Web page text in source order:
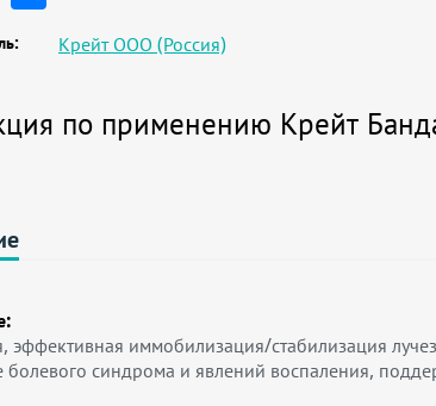
Крейт ООО (Россия)
по применению Крейт
эффективная иммобилизация/стабилизация
синдрома и явлений воспаления,